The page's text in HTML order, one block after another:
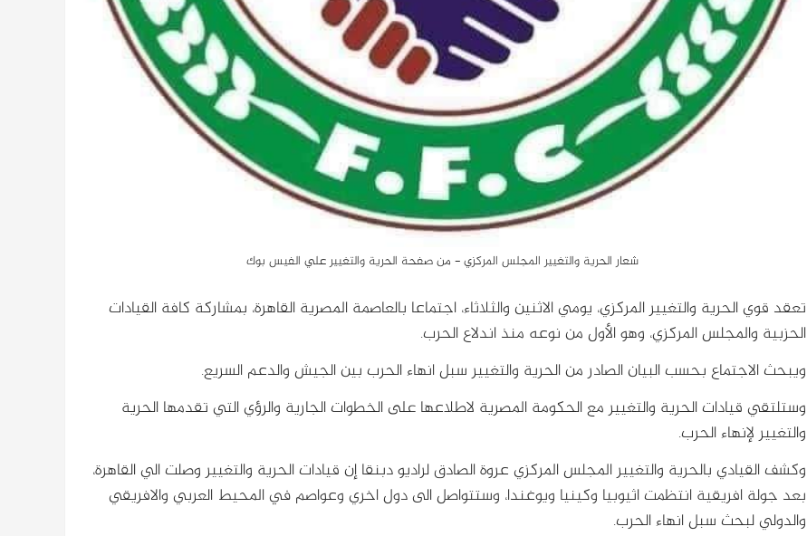
شعار الحرية والتغيير المجلس المركزي - من صفحة الحرية والتغيير علي الفيس بوك
تعقد قوي الحرية والتغيير المركزي، يومي الاثنين والثلاثاء، اجتماعا بالعاصمة المصرية القاهرة، بمشاركة كافة القيادات
الحزبية والمجلس المركزي، وهو الأول من نوعه منذ اندلاع الحرب.
ويبحث الاجتماع بحسب البيان الصادر من الحرية والتغيير سبل انهاء الحرب بين الجيش والدعم السريع.
وستلتقي قيادات الحرية والتغيير مع الحكومة المصرية لاطلاعها على الخطوات الجارية والرؤي التي تقدمها الحرية
والتغيير لإنهاء الحرب.
وكشف القيادي بالحرية والتغيير المجلس المركزي عروة الصادق لراديو دبنقا إن قيادات الحرية والتغيير وصلت الي القاهرة،
بعد جولة افريقية انتظمت اثيوبيا وكينيا ويوغندا، وستتواصل الى دول اخري وعواصم في المحيط العربي والافريقي
والدولي لبحث سبل انهاء الحرب.